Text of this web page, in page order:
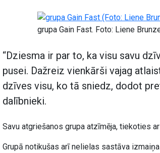
grupa Gain Fast. Foto: Liene
“Dziesma ir par to, ka visu savu
pusei. Dažreiz vienkārši vajag
dzīves visu, ko tā sniedz, dodot
dalībnieki.
Savu atgriešanos grupa atzīmēja, tiekoties
Grupā notikušas arī nelielas sastāva